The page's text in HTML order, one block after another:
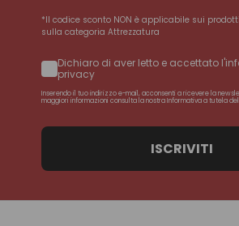
*Il codice sconto NON è applicabile sui
sulla categoria Attrezzatura
Dichiaro di aver letto e accettato
privacy
Inserendo il tuo indirizzo e-mail, acconsenti a ricevere la
maggiori informazioni consulta la nostra Informativa a tutela
ISCRIVITI